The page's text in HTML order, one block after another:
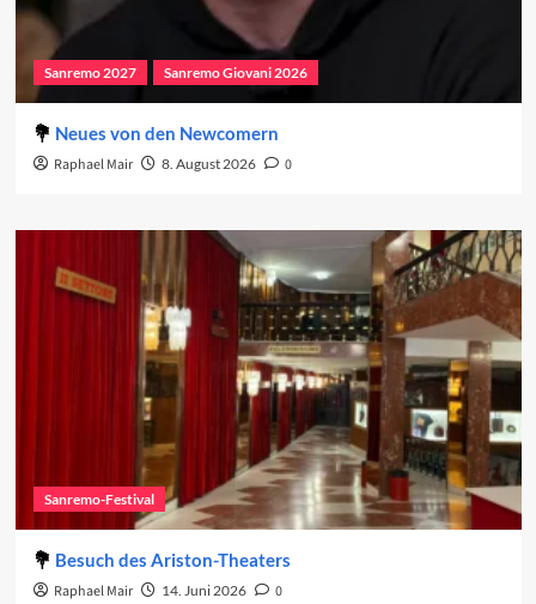
Sanremo 2027 Sanremo Giovani 2026
Neues von den Newcomern
Raphael Mair 8. August 2026 0
Sanremo-Festival
Besuch des Ariston-Theaters
Raphael Mair 14. Juni 2026 0